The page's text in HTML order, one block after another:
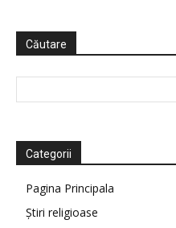
Căutare
Categorii
Pagina Principala
Știri religioase